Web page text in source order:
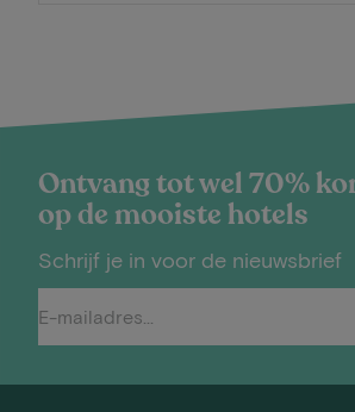
Ontvang tot wel 70%
op de mooiste hotels
Schrijf je in voor de nieuwsbrief